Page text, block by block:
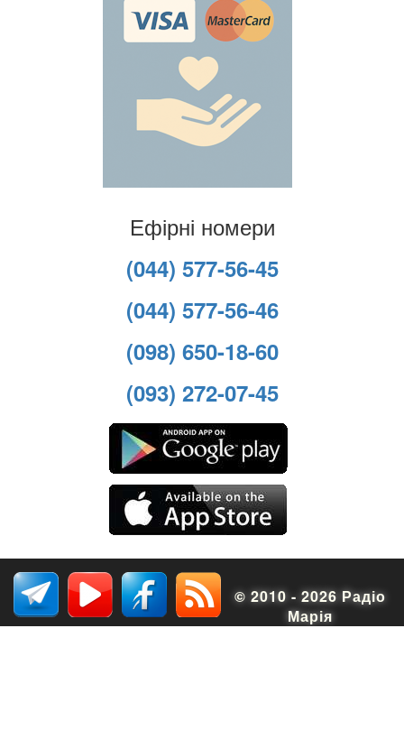
Ефірні номери
(044) 577-56-45
(044) 577-56-46
(098) 650-18-60
(093) 272-07-45
© 2010 - 2026 Радіо
Марія